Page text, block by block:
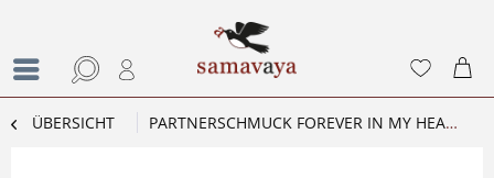
ÜBERSICHT PARTNERSCHMUCK FOREVER IN MY HEART 925 SILBER KETTE